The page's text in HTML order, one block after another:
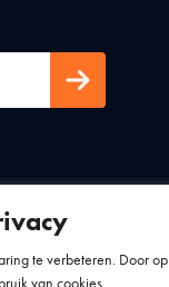
te verbeteren. Door op
van cookies.